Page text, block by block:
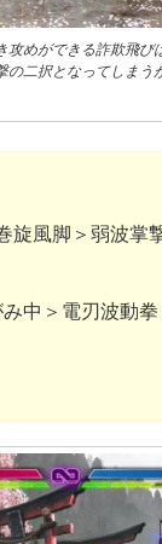
めができる詐欺飛び
の二択となってしまう
旋風脚＞弱波掌
中＞電刃波動拳